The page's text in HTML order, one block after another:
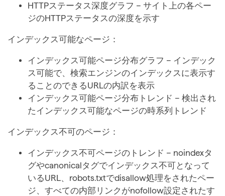
HTTPステータス深度グラフ – サイト上の各ペー
ジのHTTPステータスの深度を示す
インデックス可能なページ：
インデックス可能ページ分布グラフ – インデック
ス可能で、検索エンジンのインデックスに表示す
ることのできるURLの内訳を表示
インデックス可能ページ分布トレンド – 検出され
たインデックス可能なページの時系列トレンド
インデックス不可のページ：
インデックス不可ページのトレンド – noindexタ
グやcanonicalタグでインデックス不可となって
いるURL、robots.txtでdisallow処理をされたペー
ジ、すべての内部リンクがnofollow設定されたす